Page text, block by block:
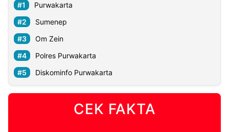
Purwakarta
Sumenep
Om Zein
Polres Purwakarta
Diskominfo Purwakarta
CEK FAKTA